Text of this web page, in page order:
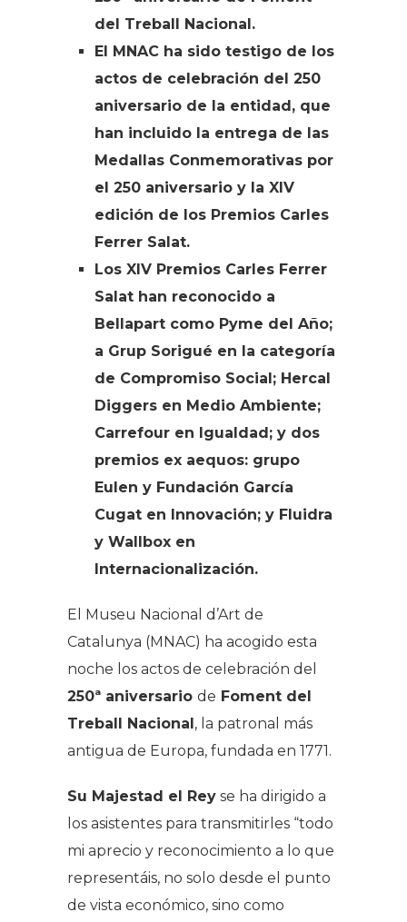
del Treball Nacional.
El MNAC ha sido testigo de los
actos de celebración del 250
aniversario de la entidad, que
han incluido la entrega de las
Medallas Conmemorativas por
el 250 aniversario y la XIV
edición de los Premios Carles
Ferrer Salat.
Los XIV Premios Carles Ferrer
Salat han reconocido a
Bellapart como Pyme del Año;
a Grup Sorigué en la categoría
de Compromiso Social; Hercal
Diggers en Medio Ambiente;
Carrefour en Igualdad; y dos
premios ex aequos: grupo
Eulen y Fundación García
Cugat en Innovación; y Fluidra
y Wallbox en
Internacionalización.
El Museu Nacional d’Art de
Catalunya (MNAC) ha acogido esta
noche los actos de celebración del
250ª aniversario de Foment del
Treball Nacional, la patronal más
antigua de Europa, fundada en 1771.
Su Majestad el Rey se ha dirigido a
los asistentes para transmitirles “todo
mi aprecio y reconocimiento a lo que
representáis, no solo desde el punto
de vista económico, sino como